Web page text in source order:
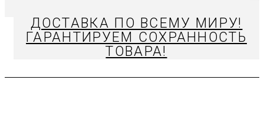
ДОСТАВКА ПО ВСЕМУ МИРУ!
ГАРАНТИРУЕМ СОХРАННОСТЬ
ТОВАРА!